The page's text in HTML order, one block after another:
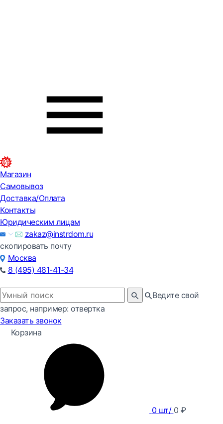
Магазин
Самовывоз
Доставка/Оплата
Контакты
Юридическим лицам
zakaz@instrdom.ru
скопировать почту
Москва
8 (495) 481-41-34
Ведите свой
запрос, например: отвертка
Заказать звонок
Корзина
0 шт/ 0 ₽